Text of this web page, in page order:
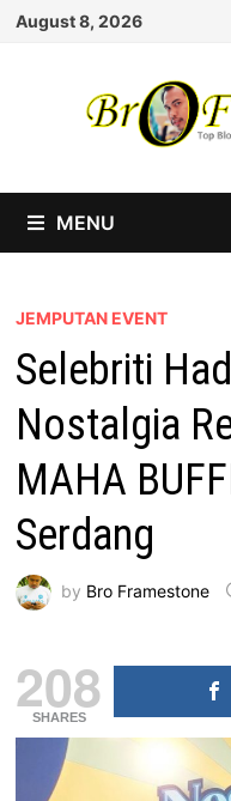
Skip
August 8, 2026
MENU
JEMPUTAN EVENT
Selebriti
Nostalgia
MAHA
Serdang
by Bro Framestone
208
SHARES